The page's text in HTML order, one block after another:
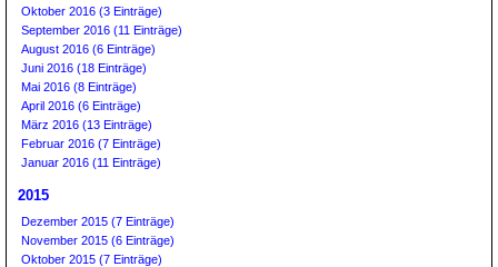
Oktober 2016 (3 Einträge)
September 2016 (11 Einträge)
August 2016 (6 Einträge)
Juni 2016 (18 Einträge)
Mai 2016 (8 Einträge)
April 2016 (6 Einträge)
März 2016 (13 Einträge)
Februar 2016 (7 Einträge)
Januar 2016 (11 Einträge)
2015
Dezember 2015 (7 Einträge)
November 2015 (6 Einträge)
Oktober 2015 (7 Einträge)